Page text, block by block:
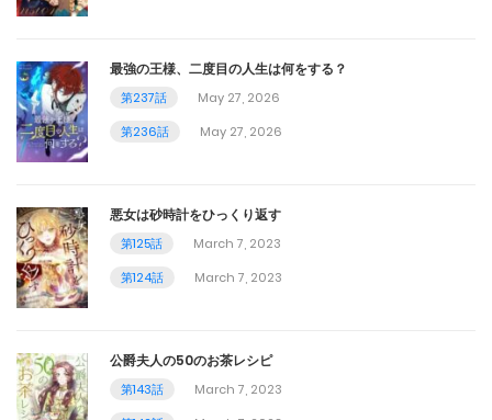
最強の王様、二度目の人生は何をする？
第237話
May 27, 2026
第236話
May 27, 2026
悪女は砂時計をひっくり返す
第125話
March 7, 2023
第124話
March 7, 2023
公爵夫人の50のお茶レシピ
第143話
March 7, 2023